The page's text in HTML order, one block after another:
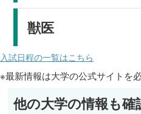
獣医
入試日程の一覧はこちら
※最新情報は大学の公式サイトを
他の大学の情報も確